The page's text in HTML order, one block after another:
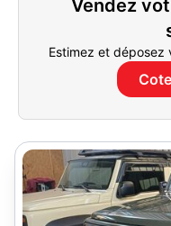
Vendez
Estimez et déposez